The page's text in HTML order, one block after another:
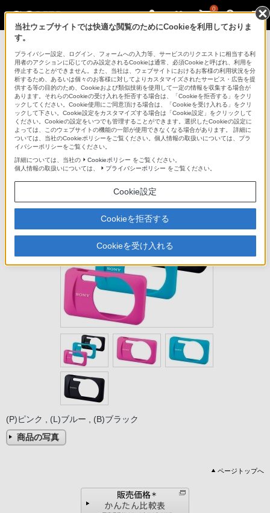
0
LCJ-WB
3色のカラーバリエーションから選べる、シリコン素材のジャケット
ケース
ジャケットケース
LCJ-WB
生産完了
希望小売価格1,430円(税込)
(P)ピンク , (L)ブルー , (B)ブラック
商品の写真
ページトップへ
当社ウェブサイトでは快適な閲覧のためにCookieを利用しておりま
す。
プライバシー設定、ログイン、フォームへの入力等、サービスのリクエストに相当する利
用者のアクションに応じてのみ設定されるCookieは通常、必須Cookieと呼ばれ、利用を
停止することができません。また、当社は、ウェブサイトにおけるお客様の利用状況を分
析するため、あるいは個々のお客様に対してよりカスタマイズされたサービス・広告を提
供する等の目的のため、Cookieおよび類似技術を使用して一定の情報を収集する場合が
あります。それらのCookieの受け入れを拒否する場合は、「Cookieを拒否する」をクリ
ックしてください。Cookie使用にご同意頂ける場合は、「Cookieを受け入れる」をクリ
ックして下さい。Cookie設定をカスタマイズする場合は「Cookie設定」をクリックして
ください。Cookieの設定をいつでも管理することができます。選択したCookieの設定に
よっては、このウェブサイトの機能の一部が使用できなくなる場合があります。 詳細に
ついては、当社のCookieポリシーをご覧ください。個人情報の取扱いについては、プラ
イバシーポリシーをご覧ください。
詳細については、当社の
Cookieポリシー をご覧ください。
個人情報の取扱いについては、
プライバシーポリシー をご覧ください。
Cookie設定
Cookieを拒否する
Cookieを受け入れる